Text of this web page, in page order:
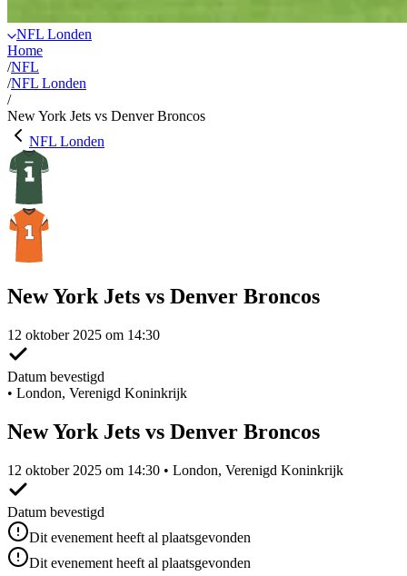
NFL Londen
Home
/NFL
/NFL Londen
/
New York Jets vs Denver Broncos
NFL Londen
New York Jets vs Denver Broncos
12 oktober 2025 om 14:30
Datum bevestigd
• London, Verenigd Koninkrijk
New York Jets vs Denver Broncos
12 oktober 2025 om 14:30 • London, Verenigd Koninkrijk
Datum bevestigd
Dit evenement heeft al plaatsgevonden
Dit evenement heeft al plaatsgevonden